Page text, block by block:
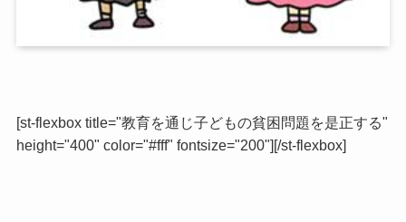
[st-flexbox title="教育を通じ子どもの貧困問題を是正する"
height="400" color="#fff" fontsize="200"][/st-flexbox]